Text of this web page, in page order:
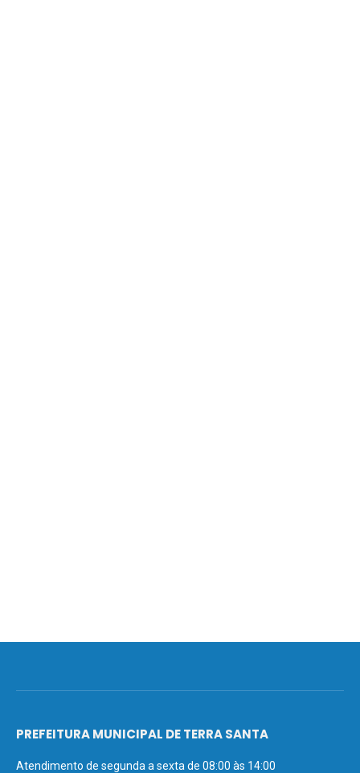
PREFEITURA MUNICIPAL DE TERRA SANTA
Atendimento de segunda a sexta de 08:00 às 14:00